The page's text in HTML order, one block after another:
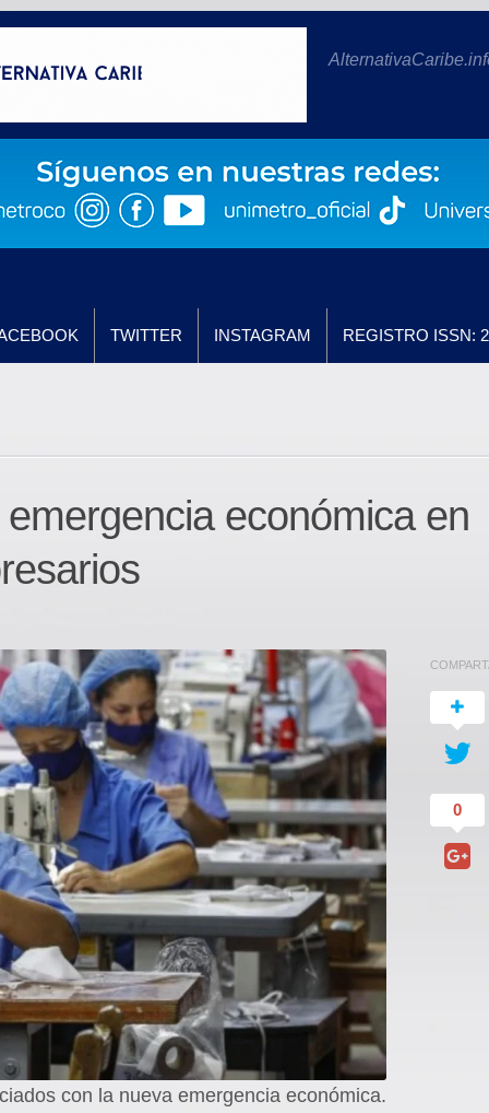
TWITTER INSTAGRAM REGISTRO ISSN:
económica en
con la nueva emergencia económica.
0